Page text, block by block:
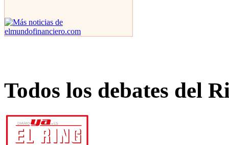
Todos los debates del